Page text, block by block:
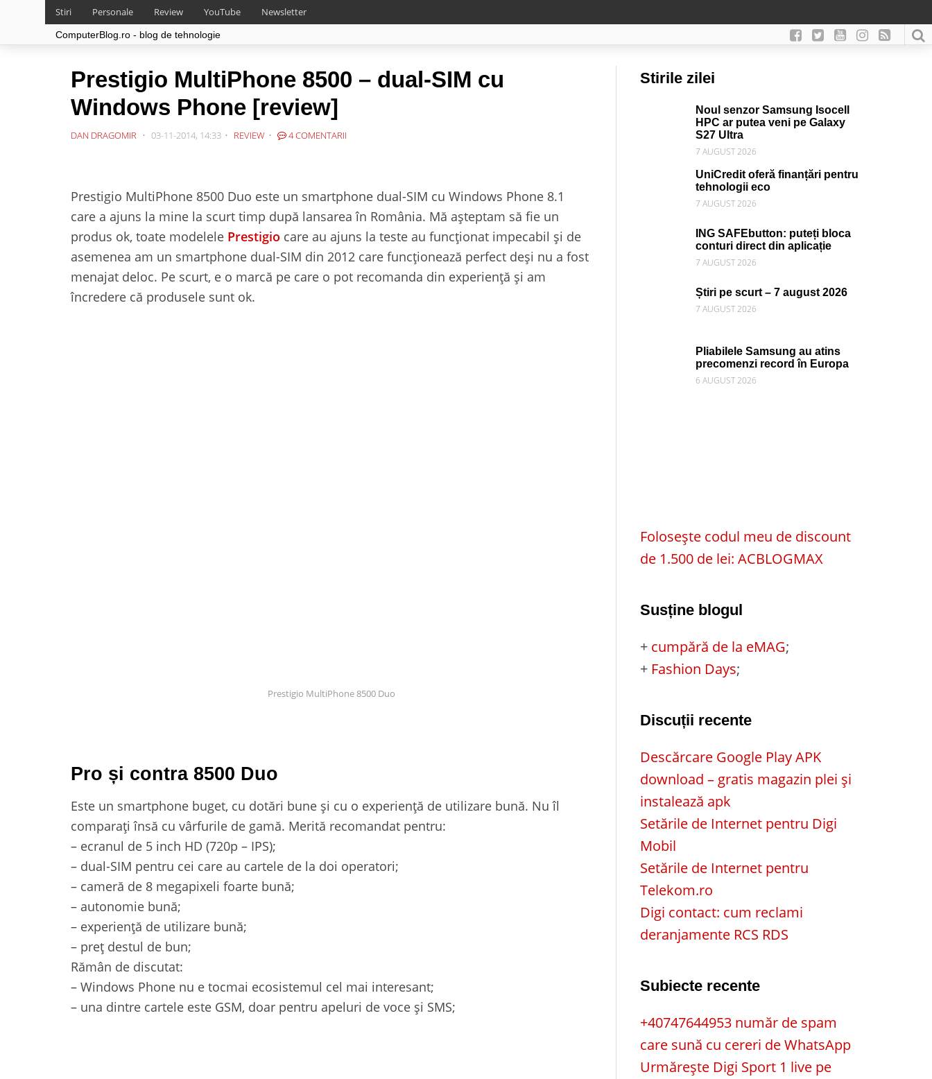
Stiri Personale Review YouTube Newsletter
ComputerBlog.ro - blog de tehnologie
Prestigio MultiPhone 8500 – dual-SIM cu
Windows Phone [review]
DAN DRAGOMIR 03-11-2014, 14:33 REVIEW 4 COMENTARII
Prestigio MultiPhone 8500 Duo este un smartphone dual-SIM cu Windows Phone 8.1
care a ajuns la mine la scurt timp după lansarea în România. Mă așteptam să fie un
produs ok, toate modelele Prestigio care au ajuns la teste au funcționat impecabil și de
asemenea am un smartphone dual-SIM din 2012 care funcționează perfect deși nu a fost
menajat deloc. Pe scurt, e o marcă pe care o pot recomanda din experiență și am
încredere că produsele sunt ok.
Prestigio MultiPhone 8500 Duo
Pro și contra 8500 Duo
Este un smartphone buget, cu dotări bune și cu o experiență de utilizare bună. Nu îl
comparați însă cu vârfurile de gamă. Merită recomandat pentru:
– ecranul de 5 inch HD (720p – IPS);
– dual-SIM pentru cei care au cartele de la doi operatori;
– cameră de 8 megapixeli foarte bună;
– autonomie bună;
– experiență de utilizare bună;
– preț destul de bun;
Rămân de discutat:
– Windows Phone nu e tocmai ecosistemul cel mai interesant;
– una dintre cartele este GSM, doar pentru apeluri de voce și SMS;
Stirile zilei
Noul senzor Samsung Isocell
HPC ar putea veni pe Galaxy
S27 Ultra
7 AUGUST 2026
UniCredit oferă finanțări pentru
tehnologii eco
7 AUGUST 2026
ING SAFEbutton: puteți bloca
conturi direct din aplicație
7 AUGUST 2026
Știri pe scurt – 7 august 2026
7 AUGUST 2026
Pliabilele Samsung au atins
precomenzi record în Europa
6 AUGUST 2026
Folosește codul meu de discount
de 1.500 de lei: ACBLOGMAX
Susține blogul
+ cumpără de la eMAG;
+ Fashion Days;
Discuții recente
Descărcare Google Play APK
download – gratis magazin plei și
instalează apk
Setările de Internet pentru Digi
Mobil
Setările de Internet pentru
Telekom.ro
Digi contact: cum reclami
deranjamente RCS RDS
Subiecte recente
+40747644953 număr de spam
care sună cu cereri de WhatsApp
Urmărește Digi Sport 1 live pe